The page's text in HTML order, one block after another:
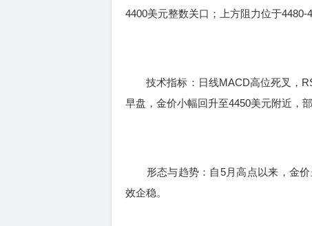
4400美元整数关口；上方阻力位于4480-
技术指标：日线MACD高位死叉，
早盘，金价小幅回升至4450美元附近，
形态与趋势：自5月高点以来，金价
效企稳。